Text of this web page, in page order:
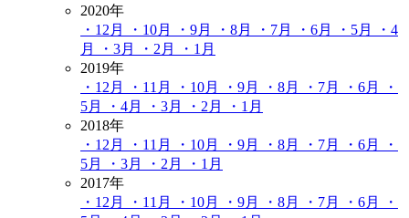
2020年
・12月
・10月 ・9月 ・8月 ・7月 ・6月 ・5月
・4
月
・3月 ・2月
・1月
2019年
・12月
・11月 ・10月 ・9月 ・8月 ・7月 ・6月
・
5月
・4月 ・3月 ・2月
・1月
2018年
・12月
・11月 ・10月 ・9月 ・8月 ・7月 ・6月
・
5月
・3月 ・2月
・1月
2017年
・12月
・11月 ・10月 ・9月 ・8月 ・7月 ・6月
・